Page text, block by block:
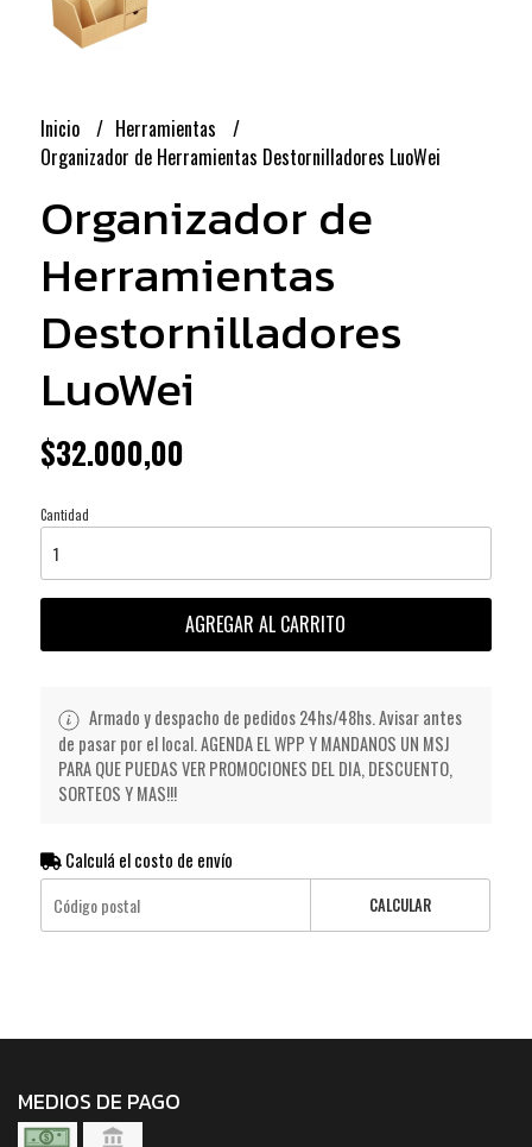
Inicio
Herramientas
Organizador de Herramientas Destornilladores LuoWei
Organizador de
Herramientas
Destornilladores
LuoWei
$32.000,00
Cantidad
AGREGAR AL CARRITO
Armado y despacho de pedidos 24hs/48hs. Avisar antes
de pasar por el local. AGENDA EL WPP Y MANDANOS UN MSJ
PARA QUE PUEDAS VER PROMOCIONES DEL DIA, DESCUENTO,
SORTEOS Y MAS!!!
Calculá el costo de envío
CALCULAR
MEDIOS DE PAGO